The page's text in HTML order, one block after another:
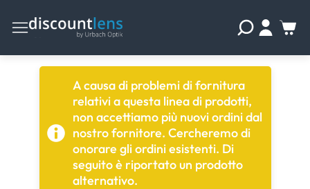
A causa di problemi di fornitura
relativi a questa linea di prodotti,
non accettiamo più nuovi ordini dal
nostro fornitore. Cercheremo di
onorare gli ordini esistenti. Di
seguito è riportato un prodotto
alternativo.